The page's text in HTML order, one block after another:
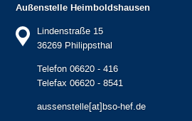
Außenstelle Heimboldshausen
Lindenstraße 15
36269 Philippsthal
Telefon 06620 - 416
Telefax 06620 - 8541
aussenstelle[at]bso-hef.de